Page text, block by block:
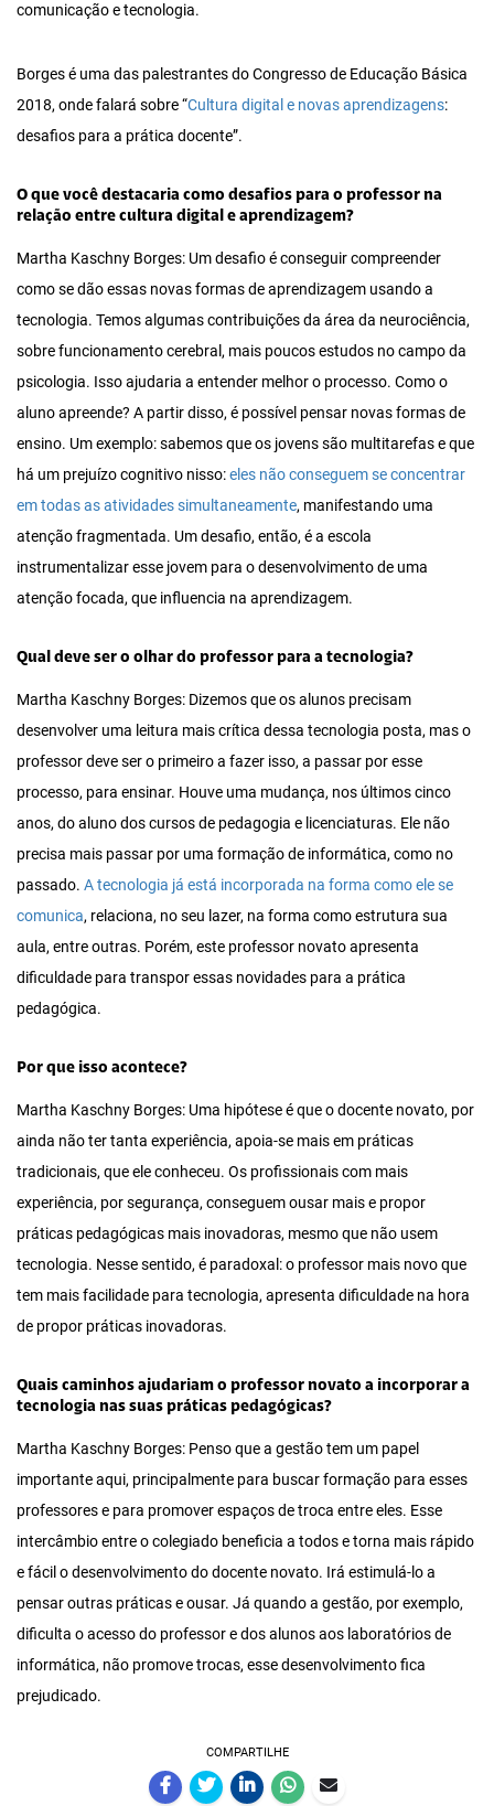
comunicação e tecnologia.
Borges é uma das palestrantes do Congresso de Educação Básica
2018, onde falará sobre “Cultura digital e novas aprendizagens:
desafios para a prática docente”.
O que você destacaria como desafios para o professor na
relação entre cultura digital e aprendizagem?
Martha Kaschny Borges: Um desafio é conseguir compreender
como se dão essas novas formas de aprendizagem usando a
tecnologia. Temos algumas contribuições da área da neurociência,
sobre funcionamento cerebral, mais poucos estudos no campo da
psicologia. Isso ajudaria a entender melhor o processo. Como o
aluno apreende? A partir disso, é possível pensar novas formas de
ensino. Um exemplo: sabemos que os jovens são multitarefas e que
há um prejuízo cognitivo nisso:eles não conseguem se concentrar
em todas as atividades simultaneamente, manifestando uma
atenção fragmentada. Um desafio, então, é a escola
instrumentalizar esse jovem para o desenvolvimento de uma
atenção focada, que influencia na aprendizagem.
Qual deve ser o olhar do professor para a tecnologia?
Martha Kaschny Borges: Dizemos que os alunos precisam
desenvolver uma leitura mais crítica dessa tecnologia posta, mas o
professor deve ser o primeiro a fazer isso, a passar por esse
processo, para ensinar. Houve uma mudança, nos últimos cinco
anos, do aluno dos cursos de pedagogia e licenciaturas. Ele não
precisa mais passar por uma formação de informática, como no
passado. A tecnologia já está incorporada na forma como ele se
comunica, relaciona, no seu lazer, na forma como estrutura sua
aula, entre outras. Porém, este professor novato apresenta
dificuldade para transpor essas novidades para a prática
pedagógica.
Por que isso acontece?
Martha Kaschny Borges: Uma hipótese é que o docente novato, por
ainda não ter tanta experiência, apoia-se mais em práticas
tradicionais, que ele conheceu. Os profissionais com mais
experiência, por segurança, conseguem ousar mais e propor
práticas pedagógicas mais inovadoras, mesmo que não usem
tecnologia. Nesse sentido, é paradoxal: o professor mais novo que
tem mais facilidade para tecnologia, apresenta dificuldade na hora
de propor práticas inovadoras.
Quais caminhos ajudariam o professor novato a incorporar a
tecnologia nas suas práticas pedagógicas?
Martha Kaschny Borges: Penso que a gestão tem um papel
importante aqui, principalmente para buscar formação para esses
professores e para promover espaços de troca entre eles. Esse
intercâmbio entre o colegiado beneficia a todos e torna mais rápido
e fácil o desenvolvimento do docente novato. Irá estimulá-lo a
pensar outras práticas e ousar. Já quando a gestão, por exemplo,
dificulta o acesso do professor e dos alunos aos laboratórios de
informática, não promove trocas, esse desenvolvimento fica
prejudicado.
COMPARTILHE